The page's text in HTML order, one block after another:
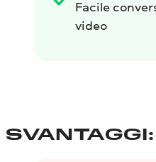
Facile
video
SVANTAGGI: